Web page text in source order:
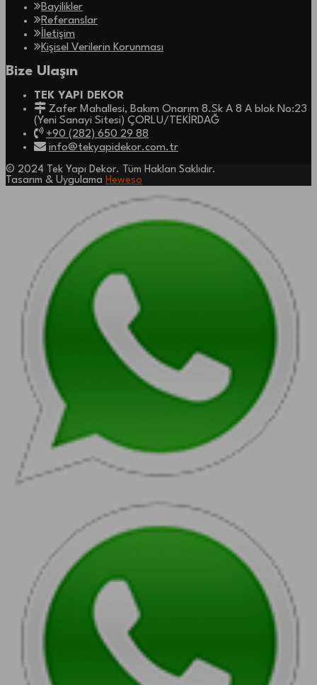
Bayilikler
Referanslar
İletişim
Kişisel Verilerin Korunması
Bize Ulaşın
TEK YAPI DEKOR
Zafer Mahallesi, Bakım Onarım 8.Sk A 8 A blok No:23
(Yeni Sanayi Sitesi) ÇORLU/TEKİRDAĞ
+90 (282) 650 29 88
info@tekyapidekor.com.tr
© 2024 Tek Yapı Dekor. Tüm Hakları Saklıdır.
Tasarım & Uygulama Heweso